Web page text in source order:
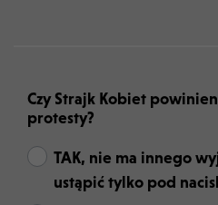
Czy Strajk Kobiet
protesty?
TAK, nie ma innego
ustąpić tylko pod